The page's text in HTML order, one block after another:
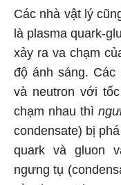
Các nhà vật lý
là plasma quark-
xảy ra va chạm
độ ánh sáng. Các
và neutron với
chạm nhau thì
condensate) bị
quark và gluon
ngưng tụ